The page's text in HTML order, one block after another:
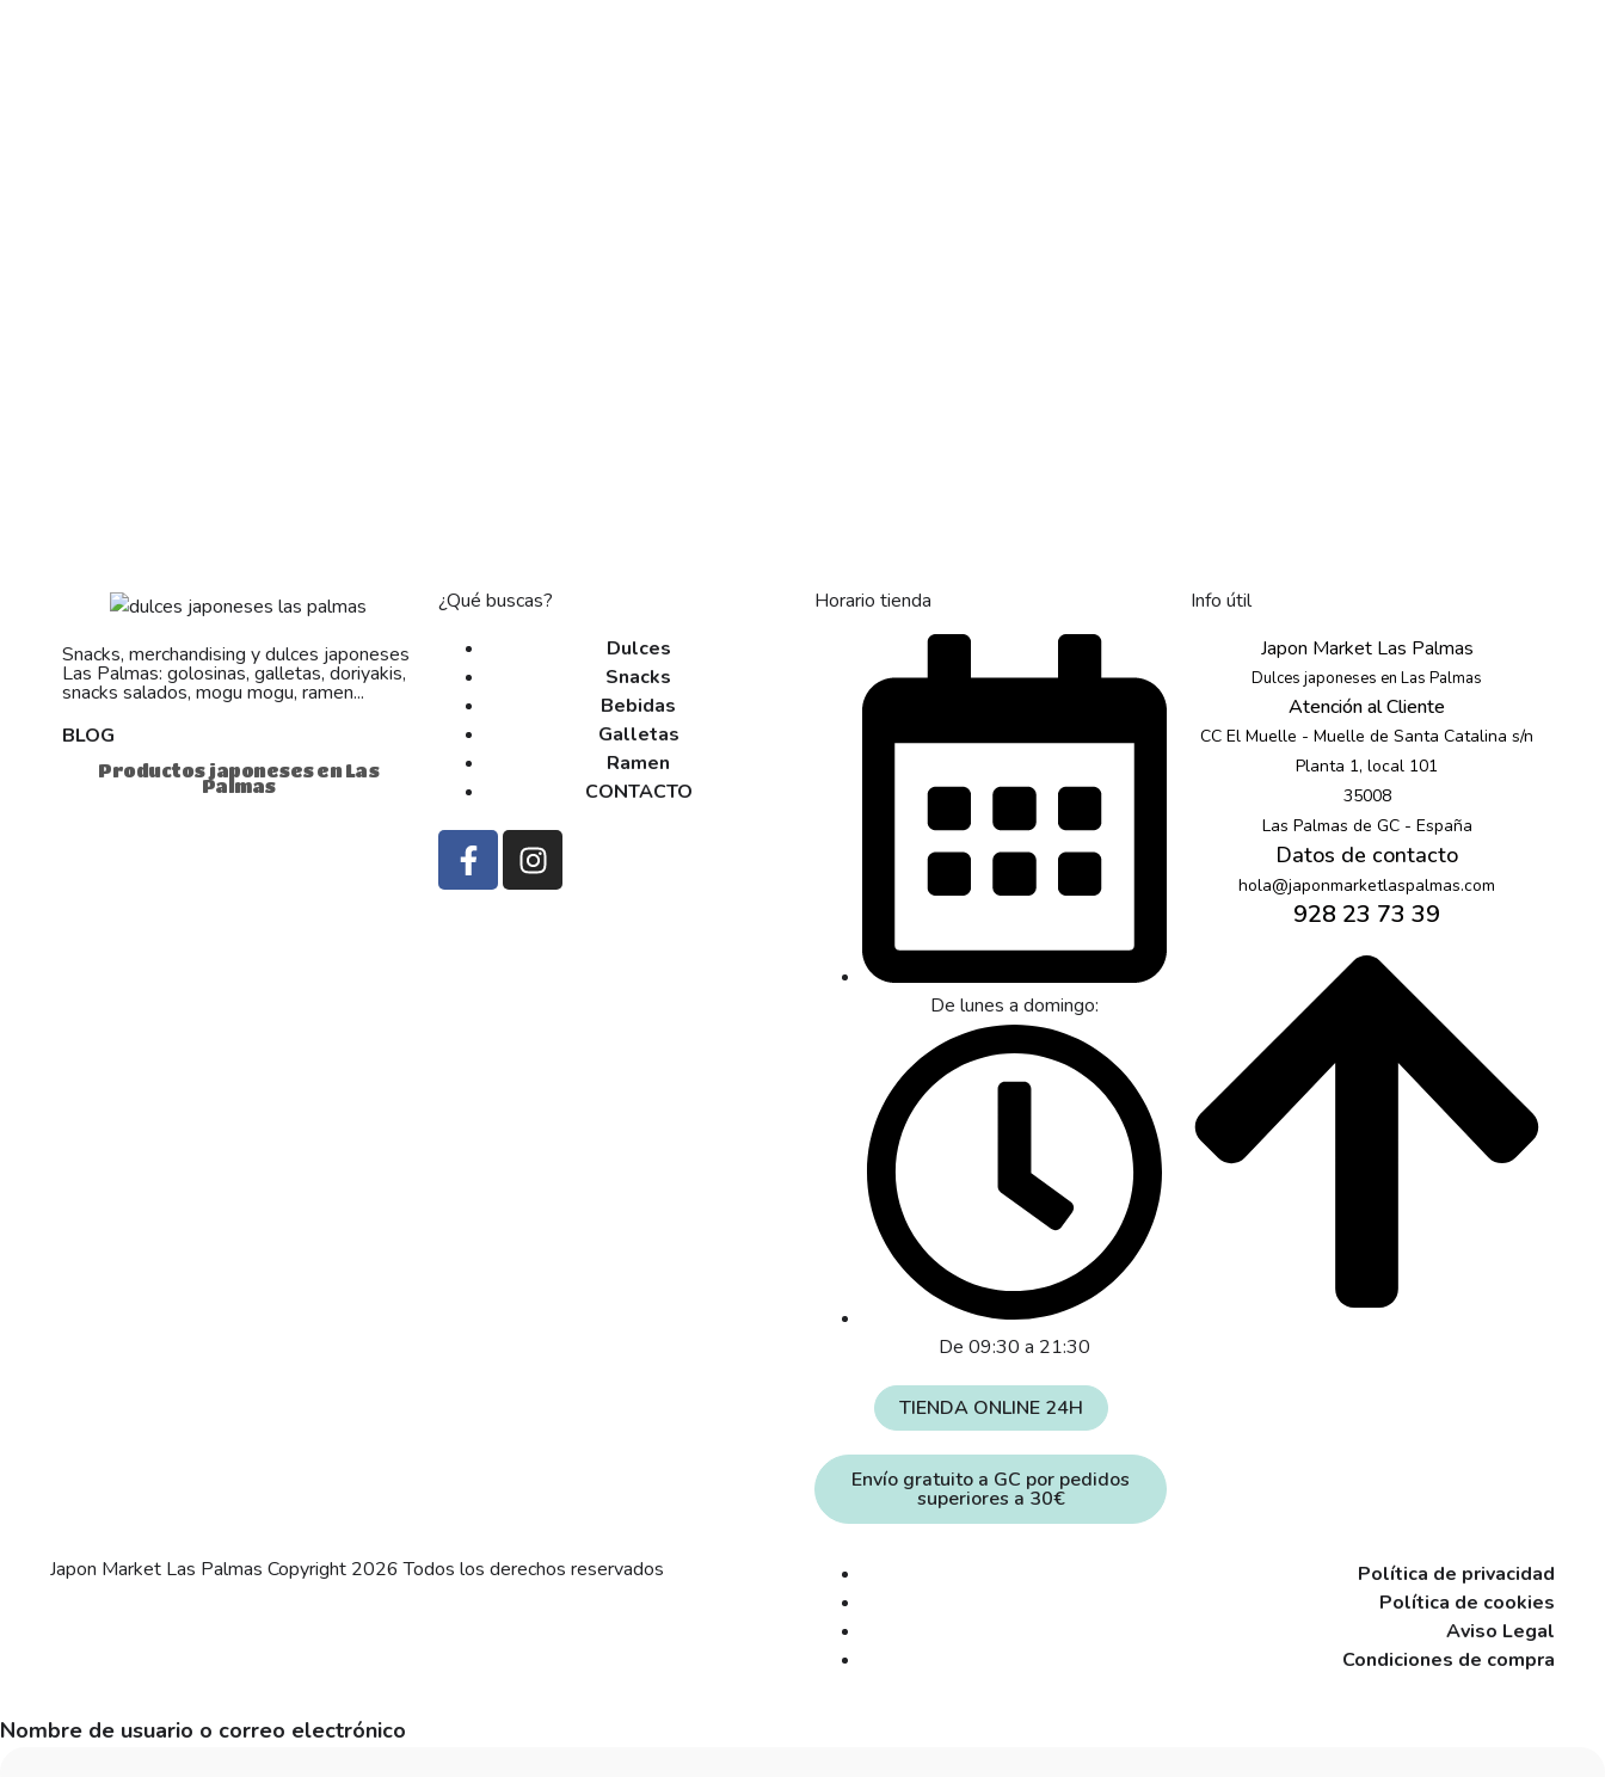
Snacks, merchandising y dulces japoneses
Las Palmas: golosinas, galletas, doriyakis,
snacks salados, mogu mogu, ramen...
BLOG
Productos japoneses en Las
Palmas
¿Qué buscas?
Dulces
Snacks
Bebidas
Galletas
Ramen
CONTACTO
Horario tienda
De lunes a domingo:
De 09:30 a 21:30
TIENDA ONLINE 24H
Envío gratuito a GC por pedidos
superiores a 30€
Info útil
Japon Market Las Palmas
Dulces japoneses en Las Palmas
Atención al Cliente
CC El Muelle - Muelle de Santa Catalina s/n
Planta 1, local 101
35008
Las Palmas de GC - España
Datos de contacto
hola@japonmarketlaspalmas.com
928 23 73 39
Japon Market Las Palmas Copyright 2026 Todos los derechos reservados
Política de privacidad
Política de cookies
Aviso Legal
Condiciones de compra
Nombre de usuario o correo electrónico